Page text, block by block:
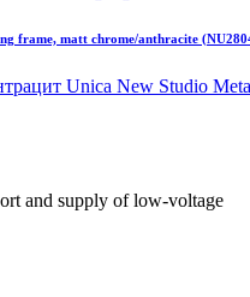
frame, matt chrome/anthracite
Unica New Studio
and supply of low-voltage